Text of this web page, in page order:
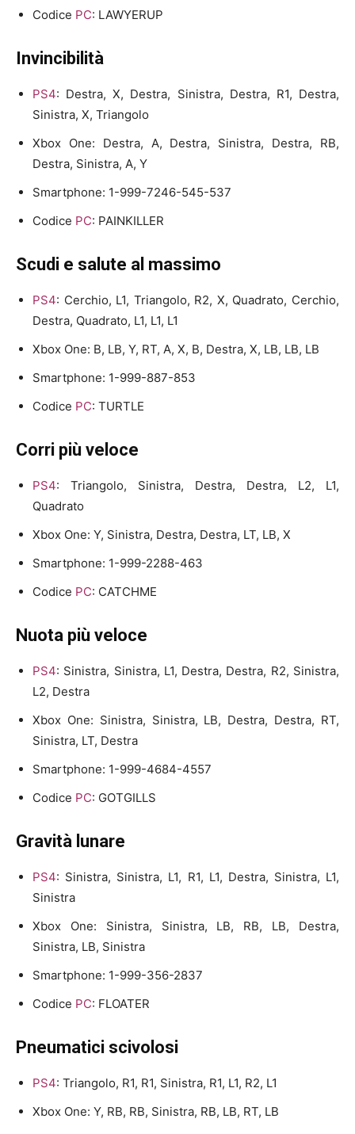
Codice PC: LAWYERUP
Invincibilità
PS4: Destra, X, Destra, Sinistra, Destra, R1, Destra,
Sinistra, X, Triangolo
Xbox One: Destra, A, Destra, Sinistra, Destra, RB,
Destra, Sinistra, A, Y
Smartphone: 1-999-7246-545-537
Codice PC: PAINKILLER
Scudi e salute al massimo
PS4: Cerchio, L1, Triangolo, R2, X, Quadrato, Cerchio,
Destra, Quadrato, L1, L1, L1
Xbox One: B, LB, Y, RT, A, X, B, Destra, X, LB, LB, LB
Smartphone: 1-999-887-853
Codice PC: TURTLE
Corri più veloce
PS4: Triangolo, Sinistra, Destra, Destra, L2, L1,
Quadrato
Xbox One: Y, Sinistra, Destra, Destra, LT, LB, X
Smartphone: 1-999-2288-463
Codice PC: CATCHME
Nuota più veloce
PS4: Sinistra, Sinistra, L1, Destra, Destra, R2, Sinistra,
L2, Destra
Xbox One: Sinistra, Sinistra, LB, Destra, Destra, RT,
Sinistra, LT, Destra
Smartphone: 1-999-4684-4557
Codice PC: GOTGILLS
Gravità lunare
PS4: Sinistra, Sinistra, L1, R1, L1, Destra, Sinistra, L1,
Sinistra
Xbox One: Sinistra, Sinistra, LB, RB, LB, Destra,
Sinistra, LB, Sinistra
Smartphone: 1-999-356-2837
Codice PC: FLOATER
Pneumatici scivolosi
PS4: Triangolo, R1, R1, Sinistra, R1, L1, R2, L1
Xbox One: Y, RB, RB, Sinistra, RB, LB, RT, LB